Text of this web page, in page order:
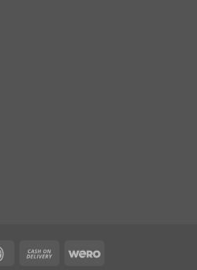
IDeal
Cash
Wero